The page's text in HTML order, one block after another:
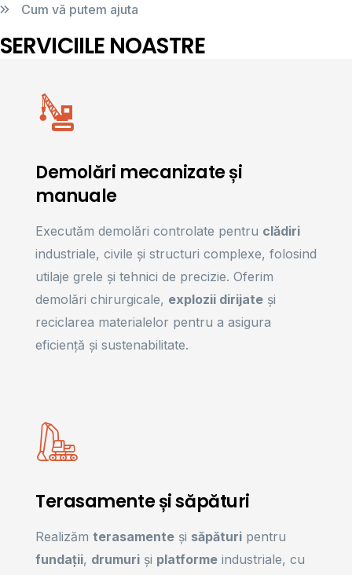
Cum vă putem ajuta
SERVICIILE NOASTRE
Demolări mecanizate și
manuale
Executăm demolări controlate pentru clădiri
industriale, civile și structuri complexe, folosind
utilaje grele și tehnici de precizie. Oferim
demolări chirurgicale, explozii dirijate și
reciclarea materialelor pentru a asigura
eficiență și sustenabilitate.
Terasamente și săpături
Realizăm terasamente și săpături pentru
fundații, drumuri și platforme industriale, cu